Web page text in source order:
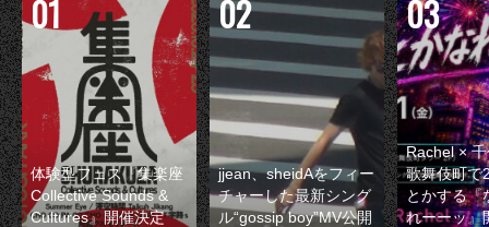
体験型フェス『集楽座
Collective Sounds &
Cultures』開催決定
jjean、sheidAをフィー
チャーした最新シング
ル“gossip boy”MV公開
Rachel ×
歌舞伎町で
とかする『
れーーッ』